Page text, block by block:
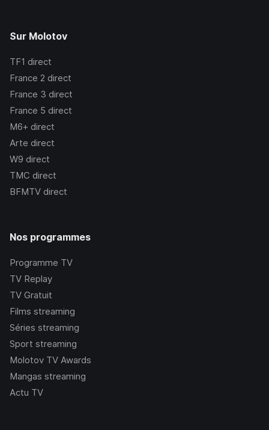
Sur Molotov
TF1 direct
France 2 direct
France 3 direct
France 5 direct
M6+ direct
Arte direct
W9 direct
TMC direct
BFMTV direct
Nos programmes
Programme TV
TV Replay
TV Gratuit
Films streaming
Séries streaming
Sport streaming
Molotov TV Awards
Mangas streaming
Actu TV